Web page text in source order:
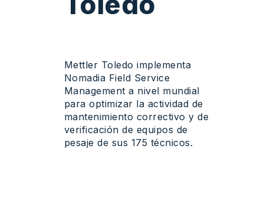
Mettler Toledoimplementa
Nomadia Field Service
Management a nivel mundial
paraoptimizar la actividad de
mantenimiento correctivo y de
verificación de equipos de
pesaje de sus 175 técnicos.